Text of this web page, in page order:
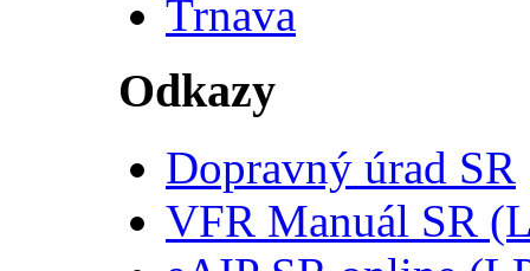
Trnava
Odkazy
Dopravný úrad SR
VFR Manuál SR